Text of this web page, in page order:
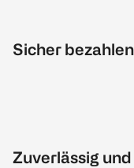
Sicher bezahlen
Zuverlässig